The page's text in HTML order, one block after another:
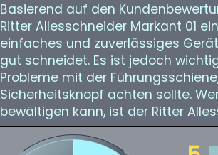
Basierend auf den
Ritter Allesschneider Markant 01
einfaches und zuverlässiges
gut schneidet. Es ist jedoch
Probleme mit der
Sicherheitsknopf achten sollte.
bewältigen kann, ist der Ritter